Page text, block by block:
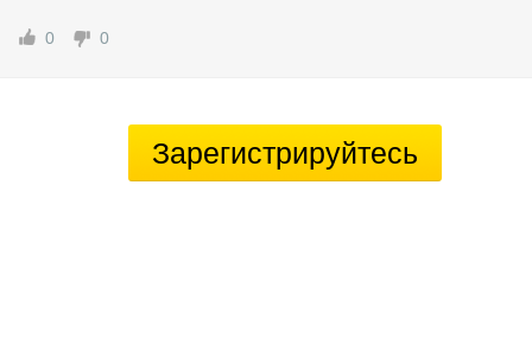
0 0
Зарегистрируйтесь